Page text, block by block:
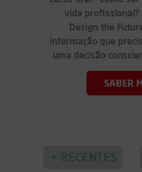
vida
Design the
informação que
uma decisão
SABER